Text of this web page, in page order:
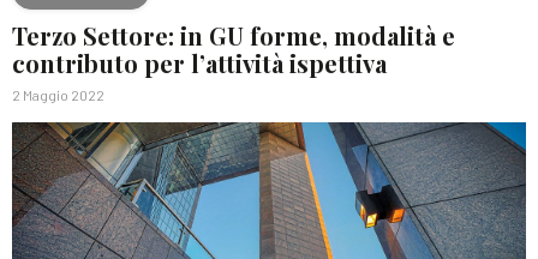
Terzo Settore: in GU forme, modalità e
contributo per l’attività ispettiva
2 Maggio 2022